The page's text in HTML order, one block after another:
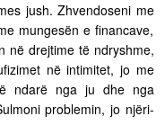
jush. Zhvendoseni me
mungesën e financave,
në drejtime të ndryshme,
në intimitet, jo me
të ndarë nga ju dhe nga
problemin, jo njëri-